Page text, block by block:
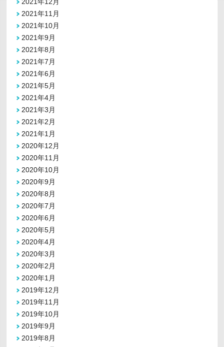
2021年11月
2021年10月
2021年9月
2021年8月
2021年7月
2021年6月
2021年5月
2021年4月
2021年3月
2021年2月
2021年1月
2020年12月
2020年11月
2020年10月
2020年9月
2020年8月
2020年7月
2020年6月
2020年5月
2020年4月
2020年3月
2020年2月
2020年1月
2019年12月
2019年11月
2019年10月
2019年9月
2019年8月